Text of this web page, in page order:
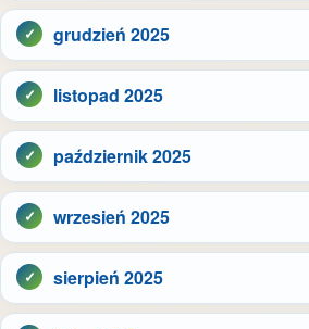
grudzień 2025
listopad 2025
październik 2025
wrzesień 2025
sierpień 2025